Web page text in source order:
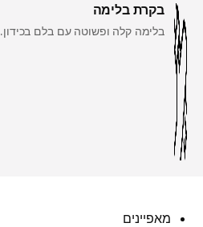
בקרת בלימה
בלימה קלה ופשוטה עם בלם בכידון.
מאפיינים